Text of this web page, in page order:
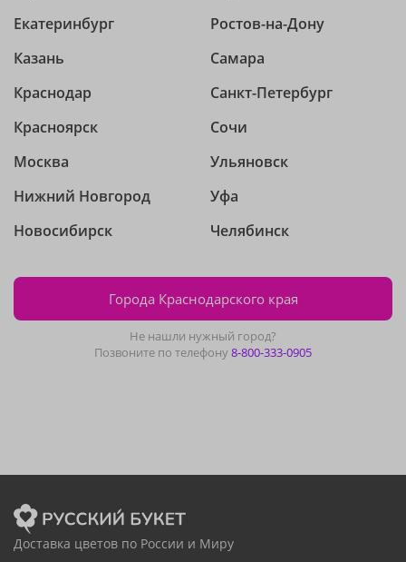
Екатеринбург
Казань
Краснодар
Красноярск
Москва
Нижний Новгород
Новосибирск
Ростов-на-Дону
Самара
Санкт-Петербург
Сочи
Ульяновск
Уфа
Челябинск
Города Краснодарского края
Не нашли нужный город?
Позвоните по телефону8-800-333-0905
Доставка цветов по России и Миру